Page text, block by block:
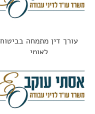
עורך דין מתמחה בביטוח
לאומי